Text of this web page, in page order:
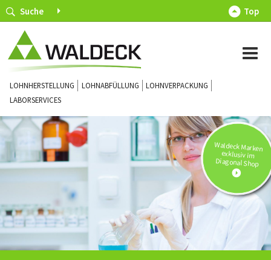
Suche Top
LOHNHERSTELLUNG LOHNABFÜLLUNG
LOHNVERPACKUNG
LABORSERVICES
Waldeck Marken
exklusiv im
Diagonal Shop